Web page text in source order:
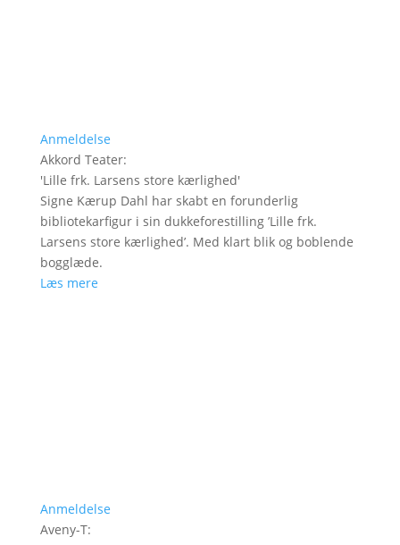
Anmeldelse
Akkord Teater:
'Lille frk. Larsens store kærlighed'
Signe Kærup Dahl har skabt en forunderlig
bibliotekarfigur i sin dukkeforestilling ’Lille frk.
Larsens store kærlighed’. Med klart blik og boblende
bogglæde.
Læs mere
Anmeldelse
Aveny-T: